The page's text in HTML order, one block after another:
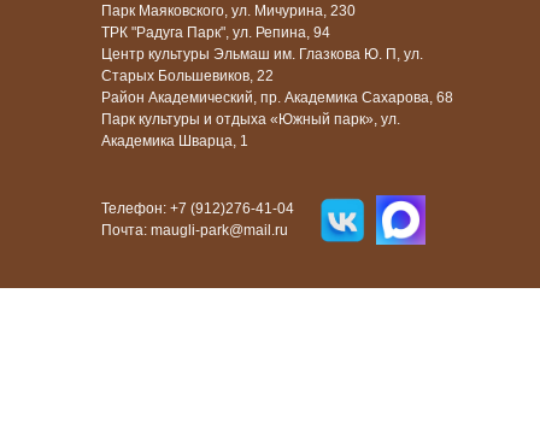
Парк Маяковского, ул. Мичурина, 230
ТРК "Радуга Парк", ул. Репина, 94
Центр культуры Эльмаш им. Глазкова Ю. П, ул.
Старых Большевиков, 22
Район Академический, пр. Академика Сахарова, 68
Парк культуры и отдыха «Южный парк», ул.
Академика Шварца, 1
Телефон: +7 (912)276-41-04
Почта: maugli-park@mail.ru